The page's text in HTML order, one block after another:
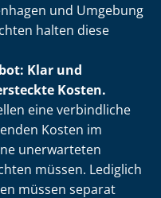
und Umgebung
halten diese
Klar und
Kosten.
eine verbindliche
Kosten im
unerwarteten
müssen. Lediglich
müssen separat